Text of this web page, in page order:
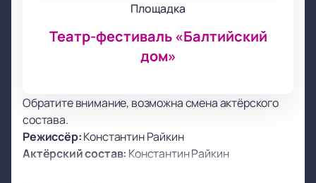
Площадка
Театр-фестиваль «Балтийский
дом»
Обратите внимание, возможна смена актёрского
состава.
Режиссёр:Константин Райкин
Актёрский состав: Константин Райкин